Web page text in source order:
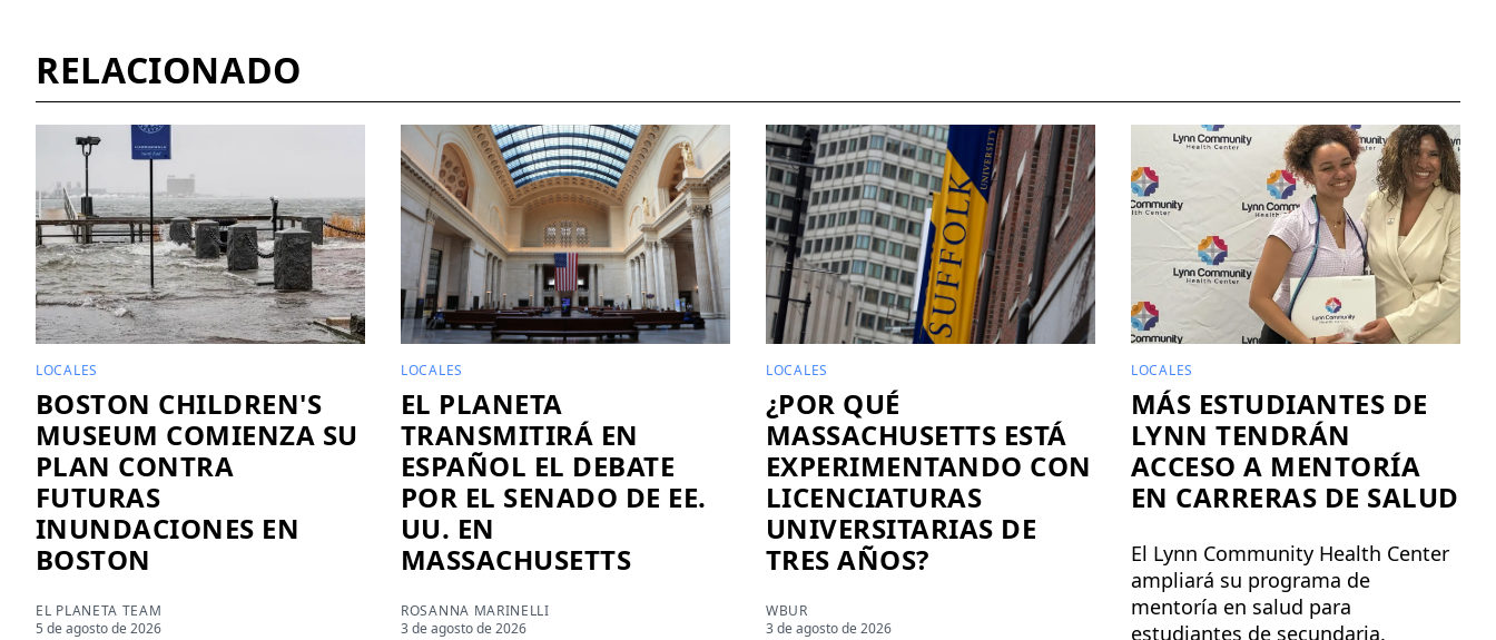
RELACIONADO
LOCALES
BOSTON CHILDREN'S
MUSEUM COMIENZA SU
PLAN CONTRA
FUTURAS
INUNDACIONES EN
BOSTON
EL PLANETA TEAM
5 de agosto de 2026
LOCALES
EL PLANETA
TRANSMITIRÁ EN
ESPAÑOL EL DEBATE
POR EL SENADO DE EE.
UU. EN
MASSACHUSETTS
ROSANNA MARINELLI
3 de agosto de 2026
LOCALES
¿POR QUÉ
MASSACHUSETTS ESTÁ
EXPERIMENTANDO CON
LICENCIATURAS
UNIVERSITARIAS DE
TRES AÑOS?
WBUR
3 de agosto de 2026
LOCALES
MÁS ESTUDIANTES DE
LYNN TENDRÁN
ACCESO A MENTORÍA
EN CARRERAS DE SALUD
El Lynn Community Health Center
ampliará su programa de
mentoría en salud para
estudiantes de secundaria.